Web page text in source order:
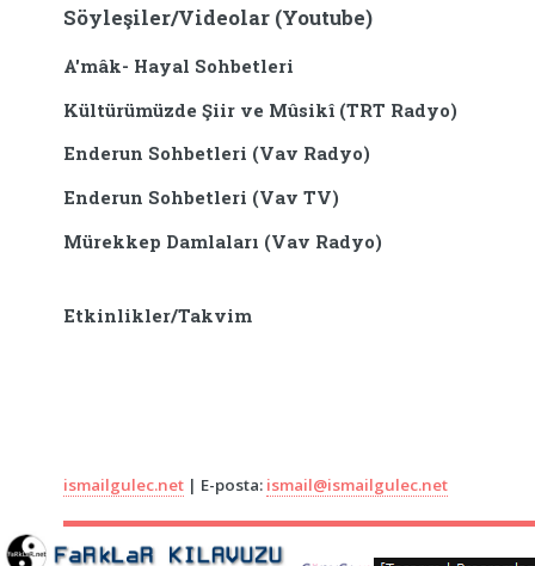
Söyleşiler/Videolar (Youtube)
A'mâk- Hayal Sohbetleri
Kültürümüzde Şiir ve Mûsikî (TRT Radyo)
Enderun Sohbetleri (Vav Radyo)
Enderun Sohbetleri (Vav TV)
Mürekkep Damlaları (Vav Radyo)
Etkinlikler/Takvim
ismailgulec.net | E-posta: ismail@ismailgulec.net